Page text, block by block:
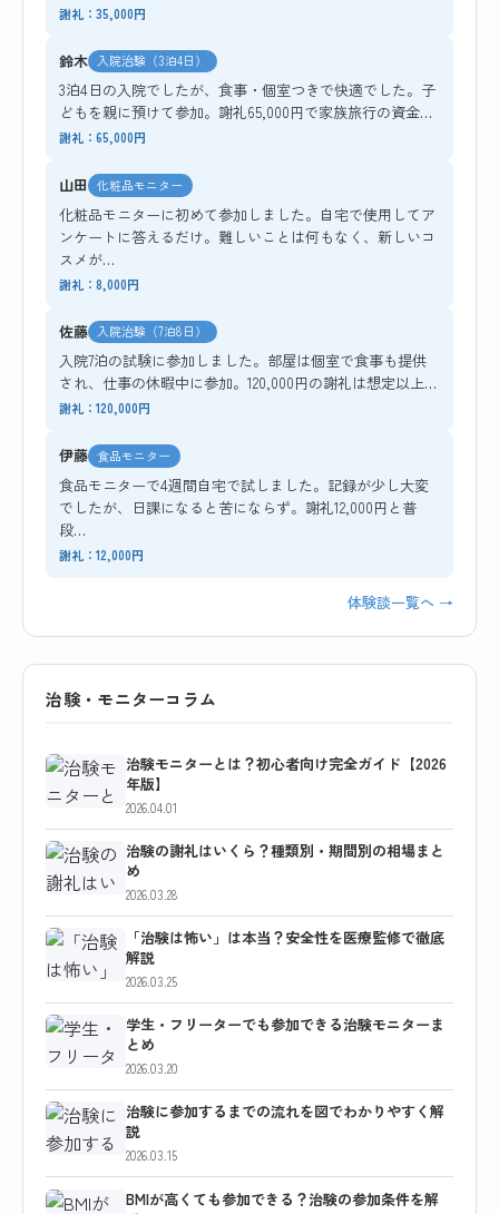
謝礼：35,000円
鈴木 入院治験（3泊4日）
3泊4日の入院でしたが、食事・個室つきで快適でした。子
どもを親に預けて参加。謝礼65,000円で家族旅行の資金…
謝礼：65,000円
山田 化粧品モニター
化粧品モニターに初めて参加しました。自宅で使用してア
ンケートに答えるだけ。難しいことは何もなく、新しいコ
スメが…
謝礼：8,000円
佐藤 入院治験（7泊8日）
入院7泊の試験に参加しました。部屋は個室で食事も提供
され、仕事の休暇中に参加。120,000円の謝礼は想定以上…
謝礼：120,000円
伊藤 食品モニター
食品モニターで4週間自宅で試しました。記録が少し大変
でしたが、日課になると苦にならず。謝礼12,000円と普
段…
謝礼：12,000円
体験談一覧へ →
治験・モニターコラム
治験モニターとは？初心者向け完全ガイド【2026
年版】
2026.04.01
治験の謝礼はいくら？種類別・期間別の相場まと
め
2026.03.28
「治験は怖い」は本当？安全性を医療監修で徹底
解説
2026.03.25
学生・フリーターでも参加できる治験モニターま
とめ
2026.03.20
治験に参加するまでの流れを図でわかりやすく解
説
2026.03.15
BMIが高くても参加できる？治験の参加条件を解